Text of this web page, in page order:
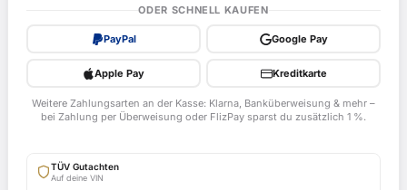
Laverda
ab
ODER SCHNELL KAUFEN
PayPal Google Pay
Apple Pay Kreditkarte
Weitere Zahlungsarten an der Kasse: Klarna, Banküberweisung & mehr –
bei Zahlung per Überweisung oder FlizPay sparst du zusätzlich 1 %.
TÜV Gutachten
Auf deine VIN